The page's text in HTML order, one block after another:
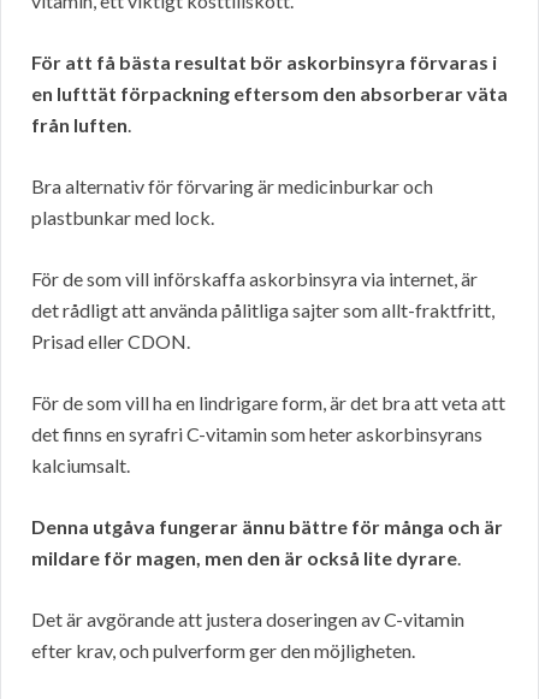
För att få bästa resultat bör askorbinsyra förvaras i
en lufttät förpackning eftersom den absorberar väta
från luften.
Bra alternativ för förvaring är medicinburkar och
plastbunkar med lock.
För de som vill införskaffa askorbinsyra via internet, är
det rådligt att använda pålitliga sajter som allt-fraktfritt,
Prisad eller CDON.
För de som vill ha en lindrigare form, är det bra att veta att
det finns en syrafri C-vitamin som heter askorbinsyrans
kalciumsalt.
Denna utgåva fungerar ännu bättre för många och är
mildare för magen, men den är också lite dyrare.
Det är avgörande att justera doseringen av C-vitamin
efter krav, och pulverform ger den möjligheten.